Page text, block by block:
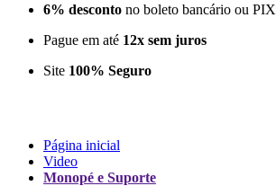
LowePro
Lumitecfoto
MAMEN
6% desconto no boleto bancário ou PIX
Pague em até 12x sem juros
Site 100% Seguro
Página inicial
Video
Monopé e Suporte